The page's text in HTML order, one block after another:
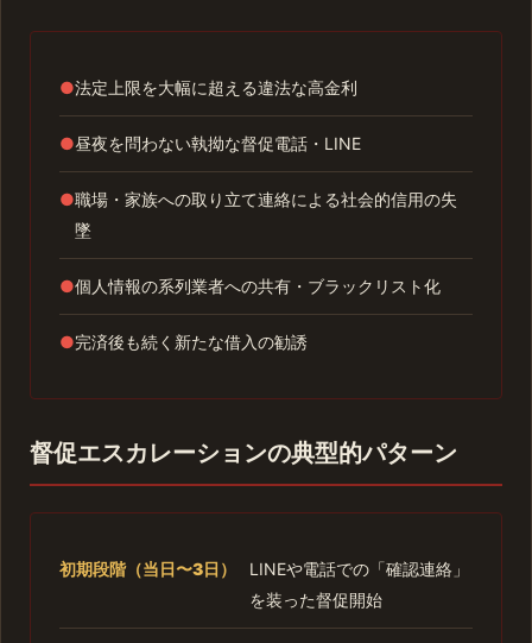
●法定上限を大幅に超える違法な高金利
●昼夜を問わない執拗な督促電話・LINE
●職場・家族への取り立て連絡による社会的信用の失
墜
●個人情報の系列業者への共有・ブラックリスト化
●完済後も続く新たな借入の勧誘
督促エスカレーションの典型的パターン
初期段階（当日〜3日）
LINEや電話での「確認連絡」
を装った督促開始